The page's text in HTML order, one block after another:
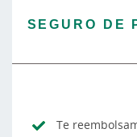
SEGURO DE
Te